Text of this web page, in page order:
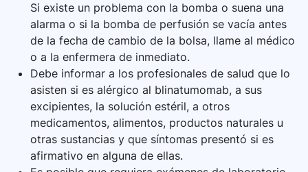
Si existe un problema con la bomba o suena una
alarma o si la bomba de perfusión se vacía antes
de la fecha de cambio de la bolsa, llame al médico
o a la enfermera de inmediato.
Debe informar a los profesionales de salud que lo
asisten si es alérgico al blinatumomab, a sus
excipientes, la solución estéril, a otros
medicamentos, alimentos, productos naturales u
otras sustancias y que síntomas presentó si es
afirmativo en alguna de ellas.